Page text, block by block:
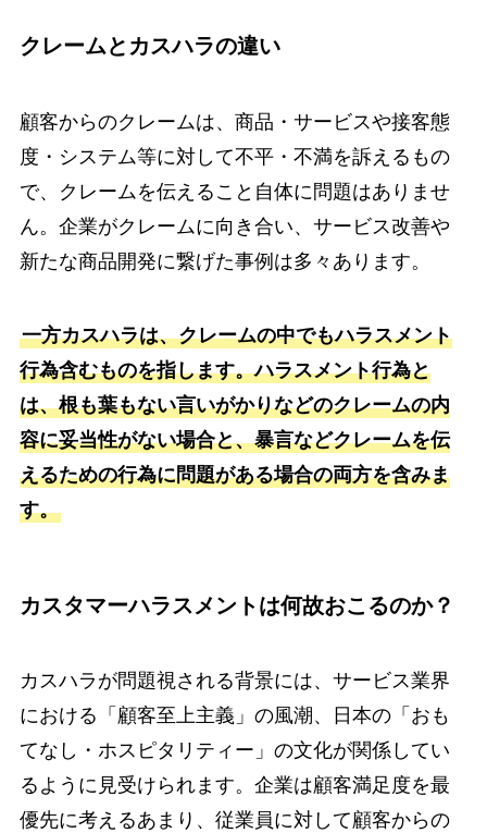
クレームとカスハラの違い
顧客からのクレームは、商品・サービスや接客態
度・システム等に対して不平・不満を訴えるもの
で、クレームを伝えること自体に問題はありませ
ん。企業がクレームに向き合い、サービス改善や
新たな商品開発に繋げた事例は多々あります。
一方カスハラは、クレームの中でもハラスメント
行為含むものを指します。ハラスメント行為と
は、根も葉もない言いがかりなどのクレームの内
容に妥当性がない場合と、暴言などクレームを伝
えるための行為に問題がある場合の両方を含みま
す。
カスタマーハラスメントは何故おこるのか？
カスハラが問題視される背景には、サービス業界
における「顧客至上主義」の風潮、日本の「おも
てなし・ホスピタリティー」の文化が関係してい
るように見受けられます。企業は顧客満足度を最
優先に考えるあまり、従業員に対して顧客からの